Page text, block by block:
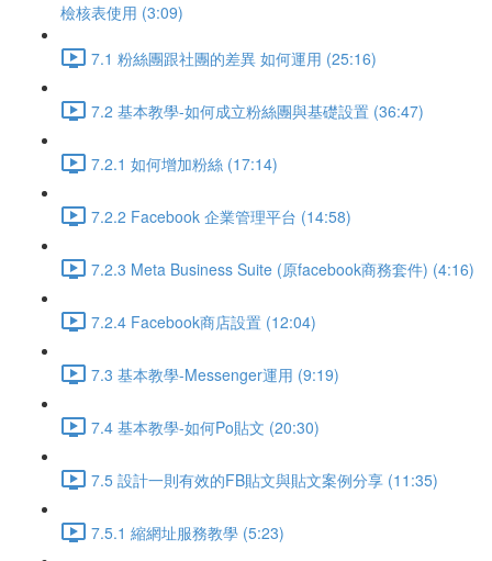
檢核表使用 (3:09)
7.1 粉絲團跟社團的差異 如何運用 (25:16)
7.2 基本教學-如何成立粉絲團與基礎設置 (36:47)
7.2.1 如何增加粉絲 (17:14)
7.2.2 Facebook 企業管理平台 (14:58)
7.2.3 Meta Business Suite (原facebook商務套件) (4:16)
7.2.4 Facebook商店設置 (12:04)
7.3 基本教學-Messenger運用 (9:19)
7.4 基本教學-如何Po貼文 (20:30)
7.5 設計一則有效的FB貼文與貼文案例分享 (11:35)
7.5.1 縮網址服務教學 (5:23)